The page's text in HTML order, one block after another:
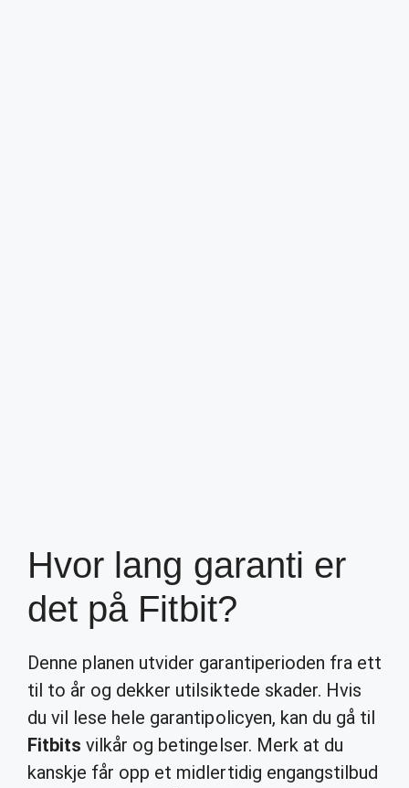
Hvor lang garanti er
det på Fitbit?
Denne planen utvider garantiperioden fra ett
til to år og dekker utilsiktede skader. Hvis
du vil lese hele garantipolicyen, kan du gå til
Fitbits vilkår og betingelser. Merk at du
kanskje får opp et midlertidig engangstilbud